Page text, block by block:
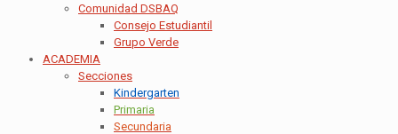
Comunidad DSBAQ
Consejo Estudiantil
Grupo Verde
ACADEMIA
Secciones
Kindergarten
Primaria
Secundaria